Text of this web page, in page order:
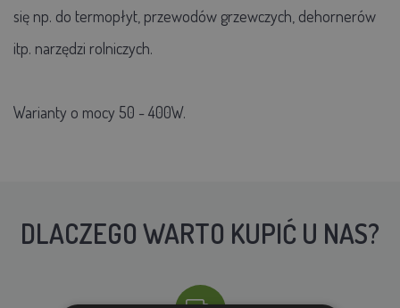
się np. do termopłyt, przewodów grzewczych, dehornerów
itp. narzędzi rolniczych.
Warianty o mocy 50 - 400W.
DLACZEGO WARTO KUPIĆ U NAS?